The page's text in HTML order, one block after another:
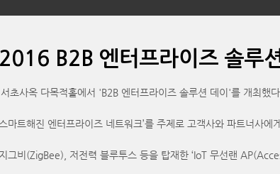
B2B 엔터프라이즈 솔루
초사옥 다목적홀에서 'B2B 엔터프라이즈 솔루션 데이'를 개최했다.
마트해진 엔터프라이즈 네트워크’를 주제로 고객사와 파트너사
그비(ZigBee), 저전력 블루투스 등을 탑재한 ‘IoT 무선랜